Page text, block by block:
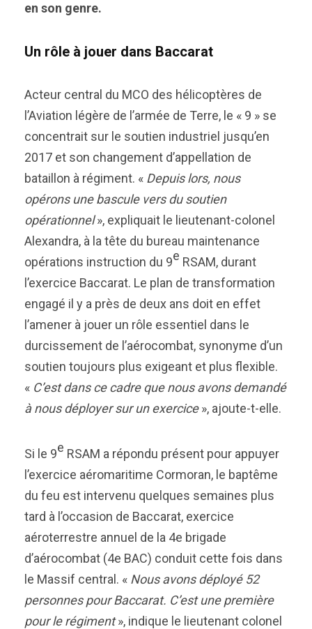
en son genre.
Un rôle à jouer dans Baccarat
Acteur central du MCO des hélicoptères de
l’Aviation légère de l’armée de Terre, le « 9 » se
concentrait sur le soutien industriel jusqu’en
2017 et son changement d’appellation de
bataillon à régiment. « Depuis lors, nous
opérons une bascule vers du soutien
opérationnel», expliquait le lieutenant-colonel
Alexandra, à la tête du bureau maintenance
opérations instruction du 9e RSAM, durant
l’exercice Baccarat. Le plan de transformation
engagé il y a près de deux ans doit en effet
l’amener à jouer un rôle essentiel dans le
durcissement de l’aérocombat, synonyme d’un
soutien toujours plus exigeant et plus flexible.
« C’est dans ce cadre que nous avons demandé
à nous déployer sur un exercice», ajoute-t-elle.
Si le 9e RSAM a répondu présent pour appuyer
l’exercice aéromaritime Cormoran, le baptême
du feu est intervenu quelques semaines plus
tard à l’occasion de Baccarat, exercice
aéroterrestre annuel de la 4e brigade
d’aérocombat (4e BAC) conduit cette fois dans
le Massif central. « Nous avons déployé 52
personnes pour Baccarat. C’est une première
pour le régiment», indique le lieutenant colonel